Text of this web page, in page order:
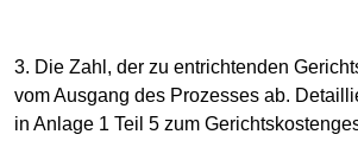
3. Die Zahl, der zu entrichtenden
vom Ausgang des Prozesses ab.
in Anlage 1 Teil 5 zum